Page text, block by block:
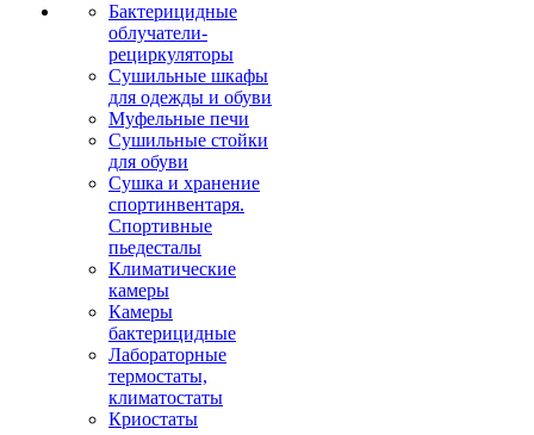
Бактерицидные
облучатели-
рециркуляторы
Сушильные шкафы
для одежды и обуви
Муфельные печи
Сушильные стойки
для обуви
Сушка и хранение
спортинвентаря.
Спортивные
пьедесталы
Климатические
камеры
Камеры
бактерицидные
Лабораторные
термостаты,
климатостаты
Криостаты